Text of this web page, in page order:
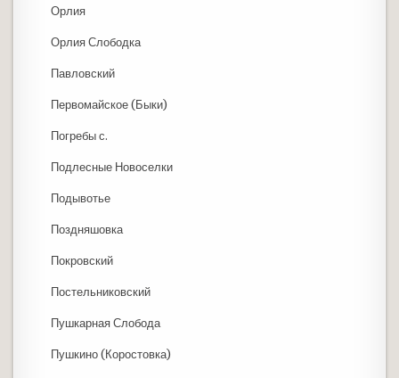
Орлия
Орлия Слободка
Павловский
Первомайское (Быки)
Погребы с.
Подлесные Новоселки
Подывотье
Поздняшовка
Покровский
Постельниковский
Пушкарная Слобода
Пушкино (Коростовка)